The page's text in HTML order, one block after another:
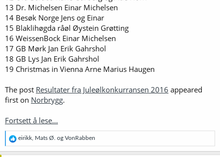
13 Dr. Michelsen Einar Michelsen
14 Besøk Norge Jens og Einar
15 Blaklihøgda råøl Øystein Grøtting
16 WeissenBock Einar Michelsen
17 GB Mørk Jan Erik Gahrshol
18 GB Lys Jan Erik Gahrshol
19 Christmas in Vienna Arne Marius Haugen
The post Resultater fra Juleølkonkurransen 2016 appeared
first on Norbrygg.
Fortsett å lese...
R
e
a
eirikk Mats Ø. og VonRabben